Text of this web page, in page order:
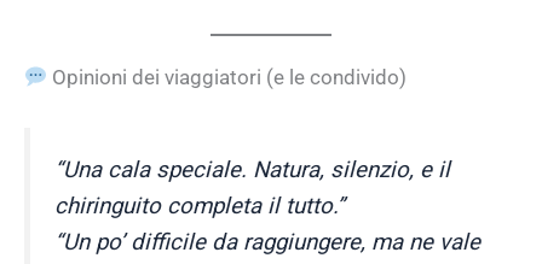
Opinioni dei viaggiatori (e le condivido)
“Una cala speciale. Natura, silenzio, e il
chiringuito completa il tutto.”
“Un po’ difficile da raggiungere, ma ne vale